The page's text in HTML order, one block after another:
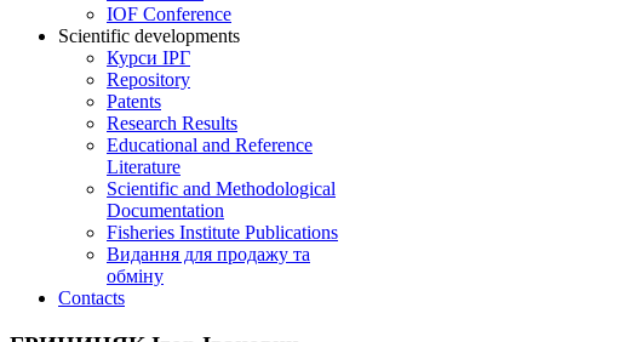
IOF Conference
Scientific developments
Курси ІРГ
Repository
Patents
Research Results
Educational and Reference
Literature
Scientific and Methodological
Documentation
Fisheries Institute Publications
Видання для продажу та
обміну
Contacts